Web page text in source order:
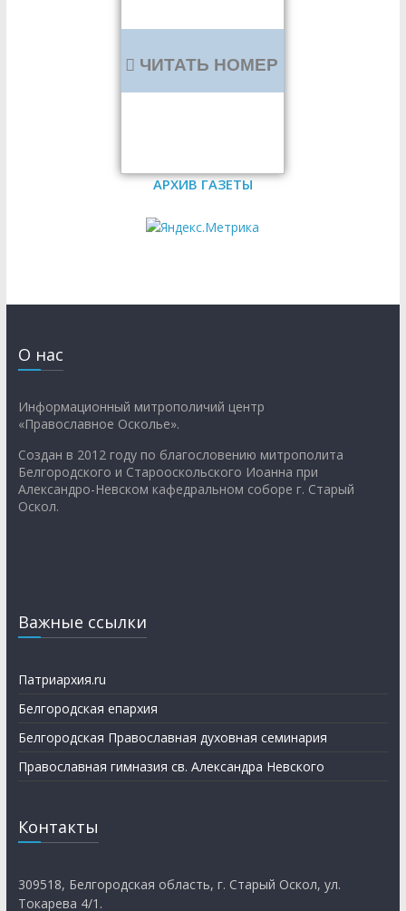
ЧИТАТЬ НОМЕР
АРХИВ ГАЗЕТЫ
О нас
Информационный митрополичий центр
«Православное Осколье».
Создан в 2012 году по благословению митрополита
Белгородского и Старооскольского Иоанна при
Александро-Невском кафедральном соборе г. Старый
Оскол.
Важные ссылки
Патриархия.ru
Белгородская епархия
Белгородская Православная духовная семинария
Православная гимназия св. Александра Невского
Контакты
309518, Белгородская область, г. Старый Оскол, ул.
Токарева 4/1.